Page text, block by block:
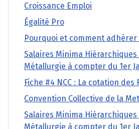
Croissance Emploi
Égalité Pro
Pourquoi et comment adhérer
Salaires Minima Hiérarchiques
Métallurgie à compter du 1er
Fiche #4 NCC : La cotation des
Convention Collective de la
Salaires Minima Hiérarchiques
Métallurgie à compter du 1er